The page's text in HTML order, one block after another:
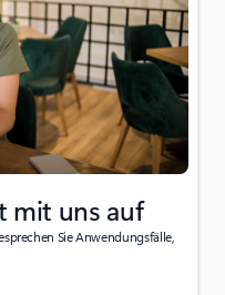
mit uns auf
Sie Anwendungsfälle,